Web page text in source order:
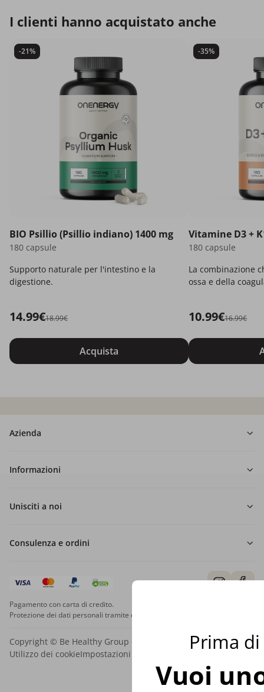
I clienti hanno acquistato anche
-21%
BIO Psillio (Psillio indiano) 1400 mg
180 capsule
Supporto naturale per l'intestino e la
digestione.
14.99€18.99€
Acquista
-35%
Vitamine D3 +
180 capsule
La combinazione
ossa e della
10.99€16.99€
Azienda
Informazioni
Unisciti a noi
Consulenza e ordini
Pagamento con carta di credito.
Protezione dei dati personali tramite crittografia SSL.
Copyright © Be Healthy Group d.o.o. 2012 - 2026
Utilizzo dei cookieImpostazioni dei cookie Prima
Vuoi